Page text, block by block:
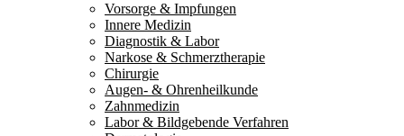
Vorsorge & Impfungen
Innere Medizin
Diagnostik & Labor
Narkose & Schmerztherapie
Chirurgie
Augen- & Ohrenheilkunde
Zahnmedizin
Labor & Bildgebende Verfahren